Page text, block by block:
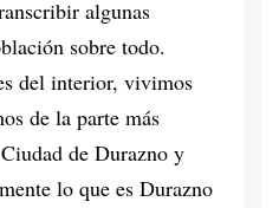
algunas
sobre todo.
del interior, vivimos
de la parte más
de Durazno y
lo que es Durazno